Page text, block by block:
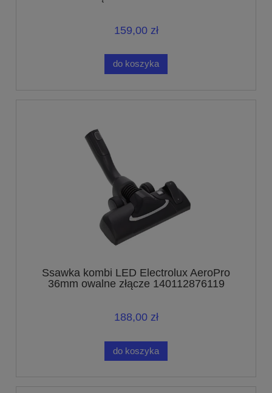
159,00 zł
do koszyka
Ssawka kombi LED Electrolux AeroPro
36mm owalne złącze 140112876119
188,00 zł
do koszyka